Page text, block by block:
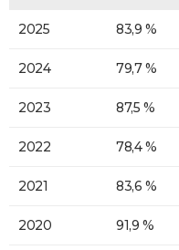
2025 83,9 %
2024 79,7 %
2023 87,5 %
2022 78,4 %
2021 83,6 %
2020 91,9 %